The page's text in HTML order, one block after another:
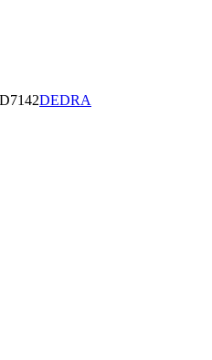
DEDRA